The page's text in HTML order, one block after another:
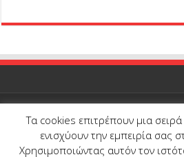
© Copyright 2026, All Rights Reserved
developed and hosted
Τα cookies επιτρέπουν μια
ενισχύουν την εμπειρία σας
Χρησιμοποιώντας αυτόν τον